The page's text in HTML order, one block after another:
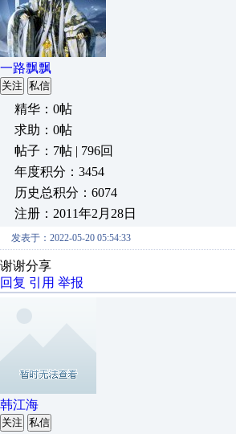
一路飘飘
关注 私信
精华：0帖
求助：0帖
帖子：7帖 | 796回
年度积分：3454
历史总积分：6074
注册：2011年2月28日
发表于：2022-05-20 05:54:33
谢谢分享
回复 引用 举报
韩江海
关注 私信